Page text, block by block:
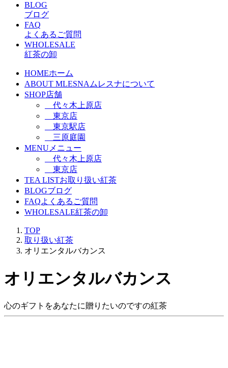
BLOG
ブログ
FAQ
よくあるご質問
WHOLESALE
紅茶の卸
HOMEホーム
ABOUT MLESNAムレスナについて
SHOP店舗
代々木上原店
東京店
東京駅店
三原庭園
MENUメニュー
代々木上原店
東京店
TEA LISTお取り扱い紅茶
BLOGブログ
FAQよくあるご質問
WHOLESALE紅茶の卸
TOP
取り扱い紅茶
オリエンタルバカンス
オリエンタルバカンス
心のギフトをあなたに贈りたいのですの紅茶